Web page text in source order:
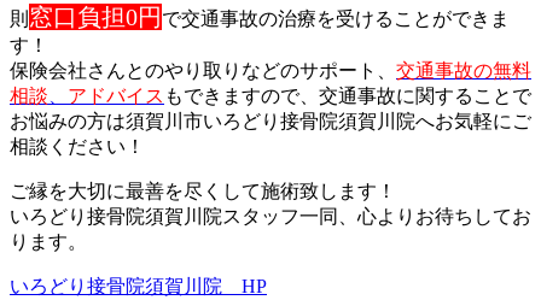
則 窓口負担0円 で交通事故の治療を受けることができま
す！
保険会社さんとのやり取りなどのサポート、 交通事故の無料
相談
アドバイス もできますので、交通事故に関することで
お悩みの方は須賀川市いろどり接骨院須賀川院へお気軽にご
相談ください！
ご縁を大切に最善を尽くして施術致します！
いろどり接骨院須賀川院スタッフ一同、心よりお待ちしてお
ります。
いろどり接骨院須賀川院 HP